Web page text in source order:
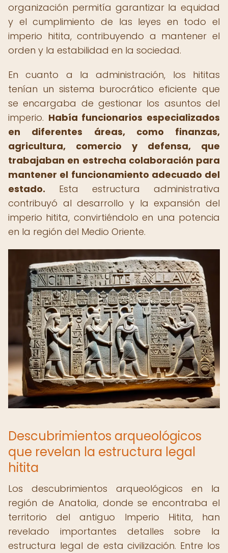
organización permitía garantizar la equidad
y el cumplimiento de las leyes en todo el
imperio hitita, contribuyendo a mantener el
orden y la estabilidad en la sociedad.
En cuanto a la administración, los hititas
tenían un sistema burocrático eficiente que
se encargaba de gestionar los asuntos del
imperio. Había funcionarios especializados
en diferentes áreas, como finanzas,
agricultura, comercio y defensa, que
trabajaban en estrecha colaboración para
mantener el funcionamiento adecuado del
estado. Esta estructura administrativa
contribuyó al desarrollo y la expansión del
imperio hitita, convirtiéndolo en una potencia
en la región del Medio Oriente.
Descubrimientos arqueológicos
que revelan la estructura legal
hitita
Los descubrimientos arqueológicos en la
región de Anatolia, donde se encontraba el
territorio del antiguo Imperio Hitita, han
revelado importantes detalles sobre la
estructura legal de esta civilización. Entre los